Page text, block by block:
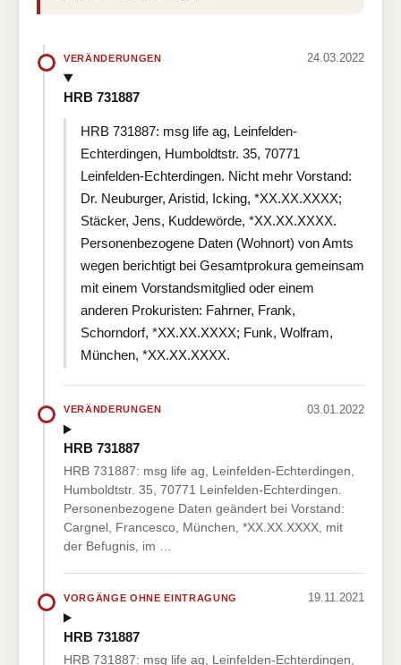
VERÄNDERUNGEN 24.03.2022
HRB 731887
HRB 731887: msg life ag, Leinfelden-
Echterdingen, Humboldtstr. 35, 70771
Leinfelden-Echterdingen. Nicht mehr Vorstand:
Dr. Neuburger, Aristid, Icking, *XX.XX.XXXX;
Stäcker, Jens, Kuddewörde, *XX.XX.XXXX.
Personenbezogene Daten (Wohnort) von Amts
wegen berichtigt bei Gesamtprokura gemeinsam
mit einem Vorstandsmitglied oder einem
anderen Prokuristen: Fahrner, Frank,
Schorndorf, *XX.XX.XXXX; Funk, Wolfram,
München, *XX.XX.XXXX.
VERÄNDERUNGEN 03.01.2022
HRB 731887
HRB 731887: msg life ag, Leinfelden-Echterdingen,
Humboldtstr. 35, 70771 Leinfelden-Echterdingen.
Personenbezogene Daten geändert bei Vorstand:
Cargnel, Francesco, München, *XX.XX.XXXX, mit
der Befugnis, im …
VORGÄNGE OHNE EINTRAGUNG 19.11.2021
HRB 731887
HRB 731887: msg life ag, Leinfelden-Echterdingen,